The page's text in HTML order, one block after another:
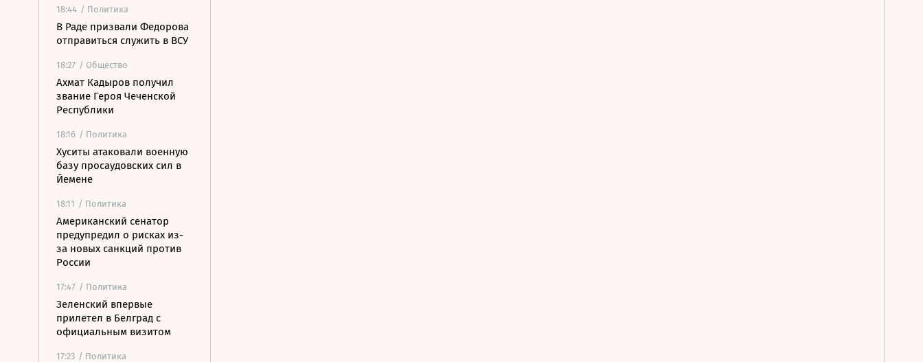
18:44 / Политика
В Раде призвали Федорова
отправиться служить в ВСУ
18:27 / Общество
Ахмат Кадыров получил
звание Героя Чеченской
Республики
18:16 / Политика
Хуситы атаковали военную
базу просаудовских сил в
Йемене
18:11 / Политика
Американский сенатор
предупредил о рисках из-
за новых санкций против
России
17:47 / Политика
Зеленский впервые
прилетел в Белград с
официальным визитом
17:23 / Политика